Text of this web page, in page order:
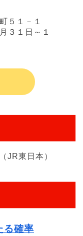
５１－１
３１日～１
（JR東日本）
る確率